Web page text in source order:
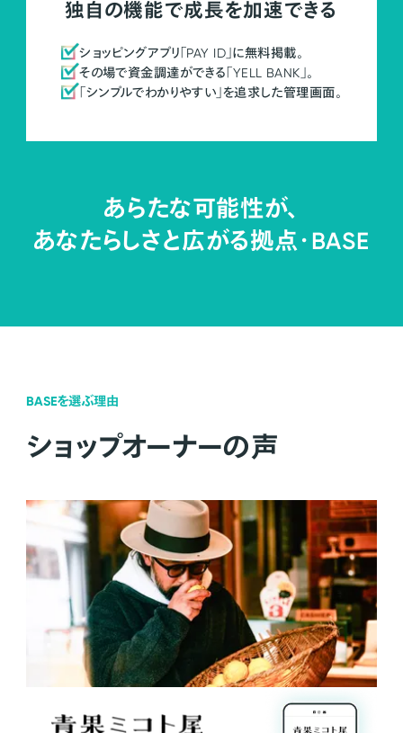
独自の機能で成長を加速できる
ショッピングアプリ「PAY ID」に無料掲載。
その場で資金調達ができる「YELL BANK」。
「シンプルでわかりやすい」を追求した管理画面。
あらたな可能性が、
あなたらしさと広がる拠点・BASE
BASEを選ぶ理由
ショップオーナーの声